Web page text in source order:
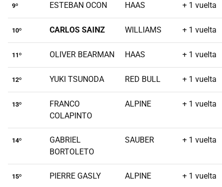
9º ESTEBAN OCON HAAS + 1 vuelta
10º CARLOS SAINZ WILLIAMS + 1 vuelta
11º OLIVER BEARMAN HAAS + 1 vuelta
12º YUKI TSUNODA RED BULL + 1 vuelta
13º
FRANCO
COLAPINTO
ALPINE + 1 vuelta
14º
GABRIEL
BORTOLETO
SAUBER + 1 vuelta
15º PIERRE GASLY ALPINE + 1 vuelta